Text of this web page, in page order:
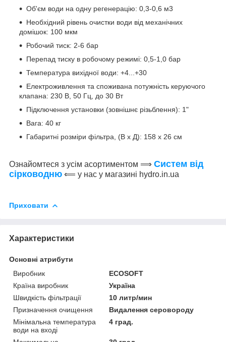
Об'єм води на одну регенерацію: 0,3-0,6 м3
Необхідний рівень очистки води від механічних
домішок: 100 мкм
Робочий тиск: 2-6 бар
Перепад тиску в робочому режимі: 0,5-1,0 бар
Температура вихідної води: +4...+30
Електроживлення та споживана потужність керуючого
клапана: 230 В, 50 Гц, до 30 Вт
Підключення установки (зовнішнє різьблення): 1"
Вага: 40 кг
Габаритні розміри фільтра, (В х Д): 158 х 26 см
Ознайомтеся з усім асортиментом ⟹ Систем від
сірководню ⟸ у нас у магазині hydro.in.ua
Приховати
Характеристики
Основні атрибути
Виробник
ECOSOFT
Країна виробник
Україна
Швидкість фільтрації
10 литр/мин
Призначення очищення
Видалення серовороду
Мінімальна температура
води на вході
4 град.